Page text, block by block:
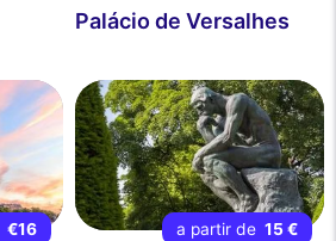
Palácio de Versalhes
€16 a partir de 15 €